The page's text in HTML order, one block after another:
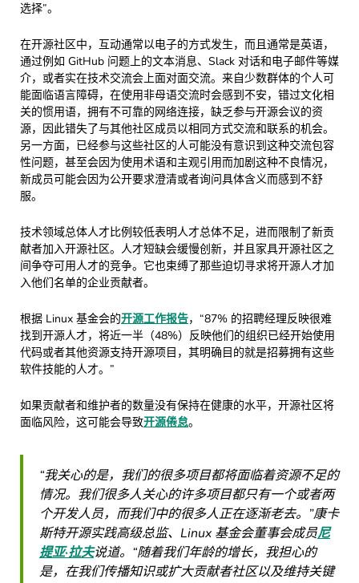
选择”。
在开源社区中，互动通常以电子的方式发生，而且通常是英语，
通过例如 GitHub 问题上的文本消息、Slack 对话和电子邮件等媒
介，或者实在技术交流会上面对面交流。来自少数群体的个人可
能面临语言障碍，在使用非母语交流时会感到不安，错过文化相
关的惯用语，拥有不可靠的网络连接，缺乏参与开源会议的资
源，因此错失了与其他社区成员以相同方式交流和联系的机会。
另一方面，已经参与这些社区的人可能没有意识到这种交流包容
性问题，甚至会因为使用术语和主观引用而加剧这种不良情况，
新成员可能会因为公开要求澄清或者询问具体含义而感到不舒
服。
技术领域总体人才比例较低表明人才总体不足，进而限制了新贡
献者加入开源社区。人才短缺会缓慢创新，并且家具开源社区之
间争夺可用人才的竞争。它也束缚了那些迫切寻求将开源人才加
入他们名单的企业贡献者。
根据 Linux 基金会的开源工作报告，“87% 的招聘经理反映很难
找到开源人才，将近一半（48%）反映他们的组织已经开始使用
代码或者其他资源支持开源项目，其明确目的就是招募拥有这些
软件技能的人才。”
如果贡献者和维护者的数量没有保持在健康的水平，开源社区将
面临风险，这可能会导致开源倦怠。
“我关心的是，我们的很多项目都将面临着资源不足的
情况。我们很多人关心的许多项目都只有一个或者两
个开发人员，而我们中的很多人正在逐渐老去。”康卡
斯特开源实践高级总监、Linux 基金会董事会成员尼
提亚·拉夫说道。“随着我们年龄的增长，我担心的
是，在我们传播知识或扩大贡献者社区以及维持关键